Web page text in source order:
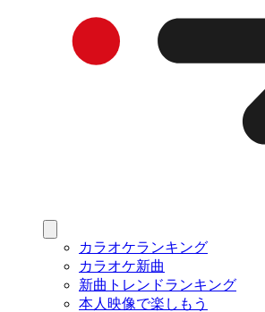
カラオケランキング
カラオケ新曲
新曲トレンドランキング
本人映像で楽しもう